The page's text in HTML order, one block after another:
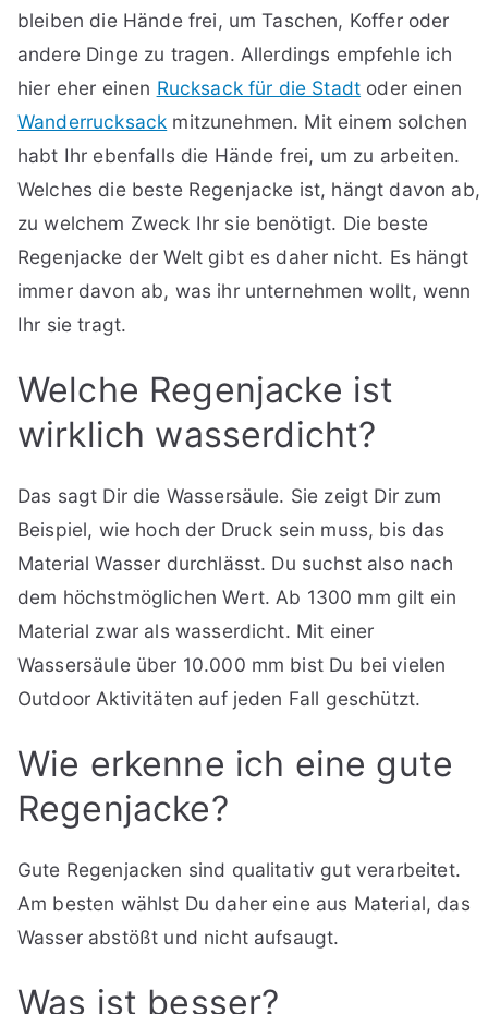
bleiben die Hände frei, um Taschen, Koffer oder
andere Dinge zu tragen. Allerdings empfehle ich
hier eher einen Rucksack für die Stadt oder einen
Wanderrucksack mitzunehmen. Mit einem solchen
habt Ihr ebenfalls die Hände frei, um zu arbeiten.
Welches die beste Regenjacke ist, hängt davon ab,
zu welchem Zweck Ihr sie benötigt. Die beste
Regenjacke der Welt gibt es daher nicht. Es hängt
immer davon ab, was ihr unternehmen wollt, wenn
Ihr sie tragt.
Welche Regenjacke ist
wirklich wasserdicht?
Das sagt Dir die Wassersäule. Sie zeigt Dir zum
Beispiel, wie hoch der Druck sein muss, bis das
Material Wasser durchlässt. Du suchst also nach
dem höchstmöglichen Wert. Ab 1300 mm gilt ein
Material zwar als wasserdicht. Mit einer
Wassersäule über 10.000 mm bist Du bei vielen
Outdoor Aktivitäten auf jeden Fall geschützt.
Wie erkenne ich eine gute
Regenjacke?
Gute Regenjacken sind qualitativ gut verarbeitet.
Am besten wählst Du daher eine aus Material, das
Wasser abstößt und nicht aufsaugt.
Was ist besser?